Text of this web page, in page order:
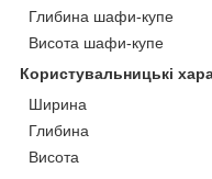
Глибина шафи-купе
Висота шафи-купе
Користувальницькі
Ширина
Глибина
Висота